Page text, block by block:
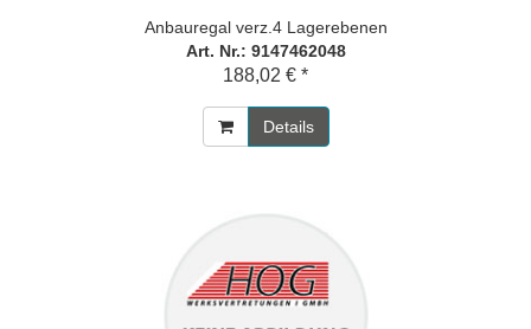
Anbauregal verz.4 Lagerebenen
Art. Nr.: 9147462048
188,02 € *
Details